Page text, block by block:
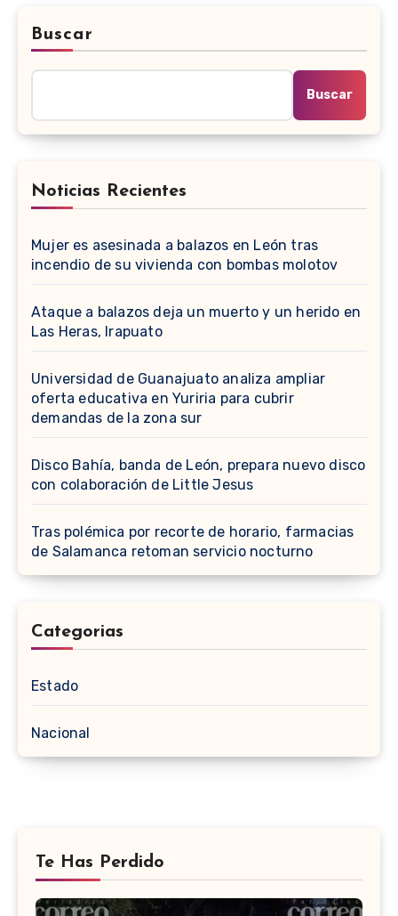
Buscar
Buscar
Noticias Recientes
Mujer es asesinada a balazos en León tras
incendio de su vivienda con bombas molotov
Ataque a balazos deja un muerto y un herido en
Las Heras, Irapuato
Universidad de Guanajuato analiza ampliar
oferta educativa en Yuriria para cubrir
demandas de la zona sur
Disco Bahía, banda de León, prepara nuevo disco
con colaboración de Little Jesus
Tras polémica por recorte de horario, farmacias
de Salamanca retoman servicio nocturno
Categorias
Estado
Nacional
Te Has Perdido